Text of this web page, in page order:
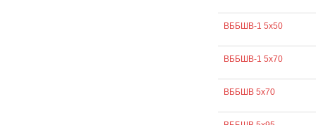
ВББШВ-1 5х50
ВББШВ-1 5х70
ВББШВ 5х70